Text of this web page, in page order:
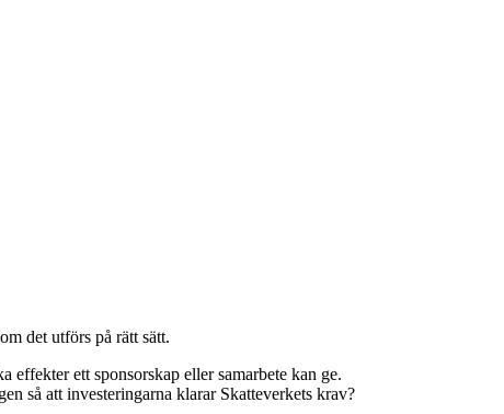
det utförs på rätt sätt.
ett sponsorskap eller samarbete kan ge.
så att investeringarna klarar Skatteverkets krav?